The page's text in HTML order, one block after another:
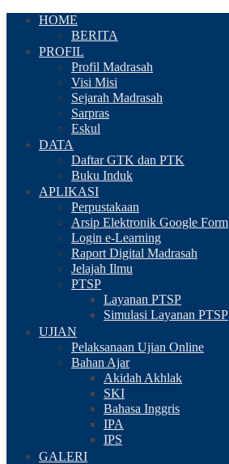
HOME
BERITA
PROFIL
Profil Madrasah
Visi Misi
Sejarah Madrasah
Sarpras
Eskul
DATA
Daftar GTK dan PTK
Buku Induk
APLIKASI
Perpustakaan
Arsip Elektronik Google Form
Login e-Learning
Raport Digital Madrasah
Jelajah Ilmu
PTSP
Layanan PTSP
Simulasi Layanan PTSP
UJIAN
Pelaksanaan Ujian Online
Bahan Ajar
Akidah Akhlak
SKI
Bahasa Inggris
IPA
IPS
GALERI